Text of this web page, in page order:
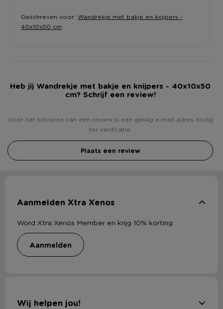
Geschreven voor: Wandrekje met bakje en knijpers -
40x10x50 cm
Heb jij Wandrekje met bakje en knijpers - 40x10x50
cm? Schrijf een review!
Voor het schrijven van een review is een geldig e-mail adres nodig
ter verificatie.
Plaats een review
Aanmelden Xtra Xenos
Word Xtra Xenos Member en krijg 10% korting
aanmelden
Wij helpen jou!